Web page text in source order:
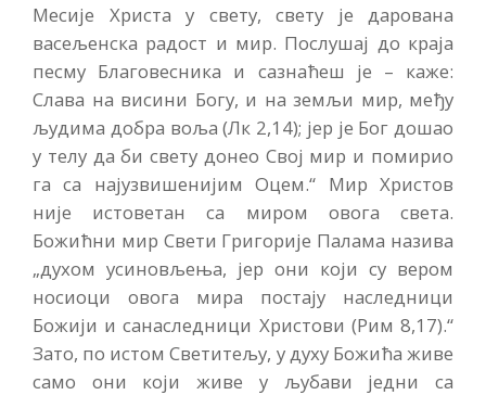
Месије Христа у свету, свету је дарована
васељенска радост и мир. Послушај до краја
песму Благовесника и сазнаћеш је – каже:
Слава на висини Богу, и на земљи мир, међу
људима добра воља (Лк 2,14); јер је Бог дошао
у телу да би свету донео Свој мир и помирио
га са најузвишенијим Оцем.“ Мир Христов
није истоветан са миром овога света.
Божићни мир Свети Григорије Палама назива
„духом усиновљења, јер они који су вером
носиоци овога мира постају наследници
Божији и санаследници Христови (Рим 8,17).“
Зато, по истом Светитељу, у духу Божића живе
само они који живе у љубави једни са